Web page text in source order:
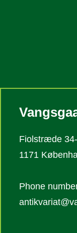
Fiolstræde
1171
Phone